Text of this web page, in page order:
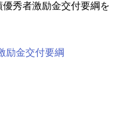
秀者激励金交付要綱を
励金交付要綱